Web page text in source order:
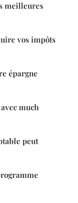
meilleures
vos impôts
épargne
much
peut